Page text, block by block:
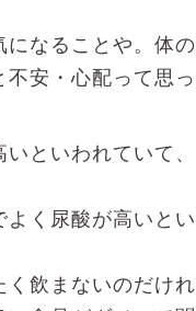
になることや。体
不安・心配って思
いといわれていて
く尿酸が高いと
飲まないのだけ